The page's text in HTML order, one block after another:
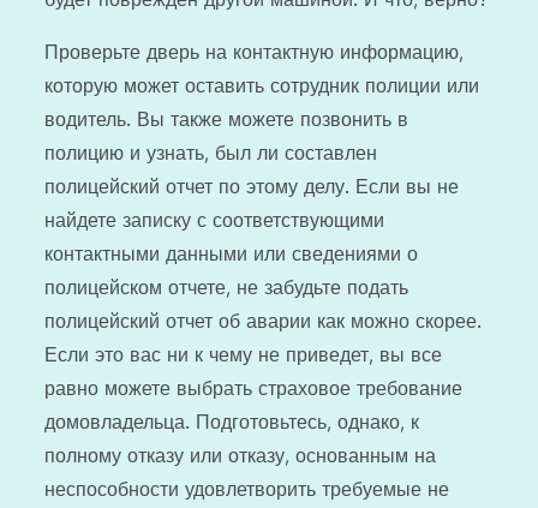
Проверьте дверь на контактную информацию,
которую может оставить сотрудник полиции или
водитель. Вы также можете позвонить в
полицию и узнать, был ли составлен
полицейский отчет по этому делу. Если вы не
найдете записку с соответствующими
контактными данными или сведениями о
полицейском отчете, не забудьте подать
полицейский отчет об аварии как можно скорее.
Если это вас ни к чему не приведет, вы все
равно можете выбрать страховое требование
домовладельца. Подготовьтесь, однако, к
полному отказу или отказу, основанным на
неспособности удовлетворить требуемые не